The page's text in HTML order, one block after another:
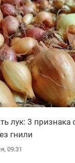
лук: 3 признака
гнили
09:31